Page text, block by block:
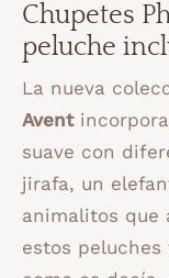
Chupetes
peluche
La nueva
Avent
suave con
jirafa, un
animalitos que
estos